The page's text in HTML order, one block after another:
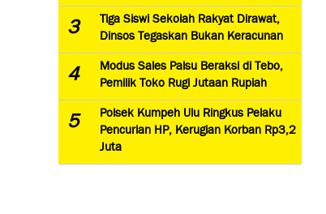
3
Tiga Siswi Sekolah Rakyat Dirawat,
Dinsos Tegaskan Bukan Keracunan
4
Modus Sales Palsu Beraksi di Tebo,
Pemilik Toko Rugi Jutaan Rupiah
5
Polsek Kumpeh Ulu Ringkus Pelaku
Pencurian HP, Kerugian Korban Rp3,2
Juta